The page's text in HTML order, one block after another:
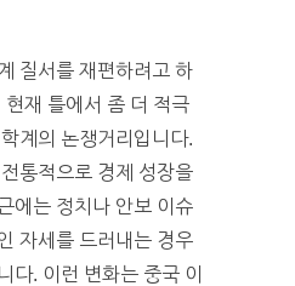
질서를 재편하려고 하
재 틀에서 좀 더 적극
계의 논쟁거리입니다.
통적으로 경제 성장을
에는 정치나 안보 이슈
자세를 드러내는 경우
다. 이런 변화는 중국 이